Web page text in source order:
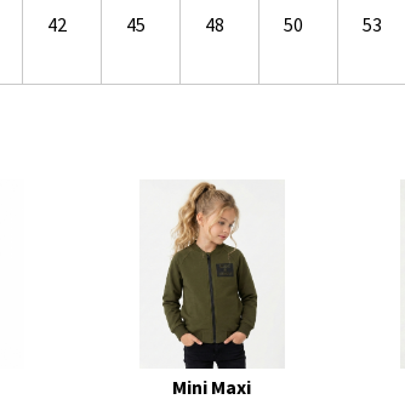
42 45 48 50 53
Mini Maxi